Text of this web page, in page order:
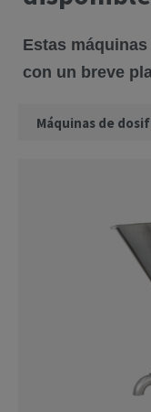
Estas
con un breve
Máquinas de